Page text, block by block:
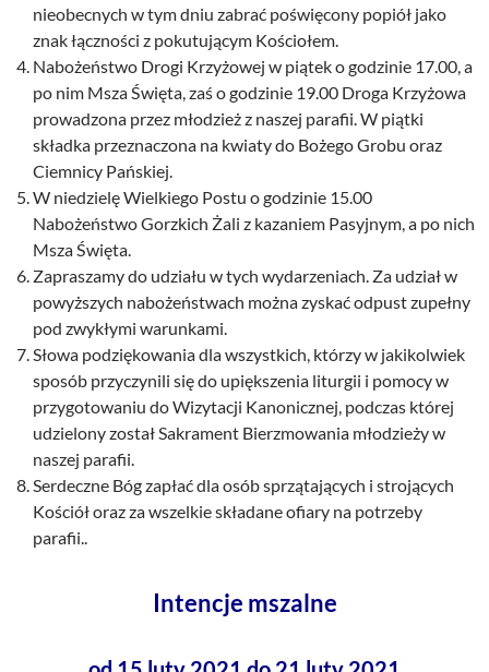
nieobecnych w tym dniu zabrać poświęcony popiół jako
znak łączności z pokutującym Kościołem.
Nabożeństwo Drogi Krzyżowej w piątek o godzinie 17.00, a
po nim Msza Święta, zaś o godzinie 19.00 Droga Krzyżowa
prowadzona przez młodzież z naszej parafii. W piątki
składka przeznaczona na kwiaty do Bożego Grobu oraz
Ciemnicy Pańskiej.
W niedzielę Wielkiego Postu o godzinie 15.00
Nabożeństwo Gorzkich Żali z kazaniem Pasyjnym, a po nich
Msza Święta.
Zapraszamy do udziału w tych wydarzeniach. Za udział w
powyższych nabożeństwach można zyskać odpust zupełny
pod zwykłymi warunkami.
Słowa podziękowania dla wszystkich, którzy w jakikolwiek
sposób przyczynili się do upiększenia liturgii i pomocy w
przygotowaniu do Wizytacji Kanonicznej, podczas której
udzielony został Sakrament Bierzmowania młodzieży w
naszej parafii.
Serdeczne Bóg zapłać dla osób sprzątających i strojących
Kościół oraz za wszelkie składane ofiary na potrzeby
parafii..
Intencje mszalne